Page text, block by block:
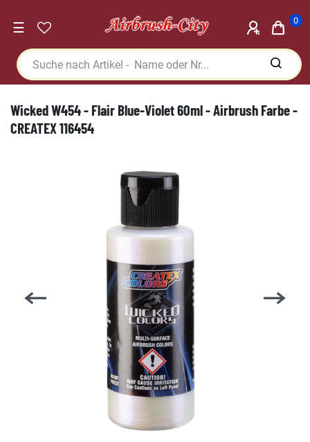
☰ 0
Wicked W454 - Flair Blue-Violet 60ml - Airbrush Farbe -
CREATEX 116454